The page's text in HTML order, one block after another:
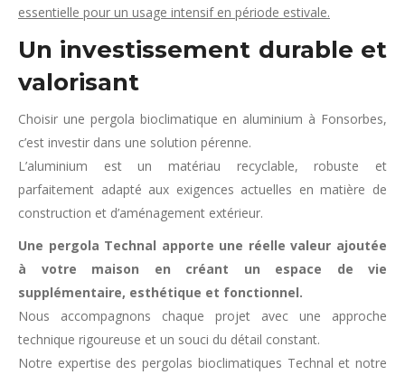
essentielle pour un usage intensif en période estivale.
Un investissement durable et
valorisant
Choisir une pergola bioclimatique en aluminium à Fonsorbes,
c’est investir dans une solution pérenne.
L’aluminium est un matériau recyclable, robuste et
parfaitement adapté aux exigences actuelles en matière de
construction et d’aménagement extérieur.
Une pergola Technal apporte une réelle valeur ajoutée
à votre maison en créant un espace de vie
supplémentaire, esthétique et fonctionnel.
Nous accompagnons chaque projet avec une approche
technique rigoureuse et un souci du détail constant.
Notre expertise des pergolas bioclimatiques Technal et notre